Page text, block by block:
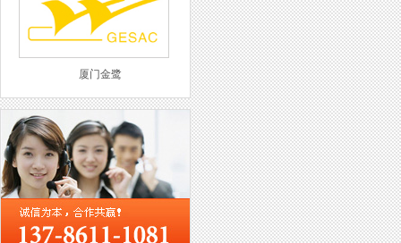
厦门金鹭
西工集团